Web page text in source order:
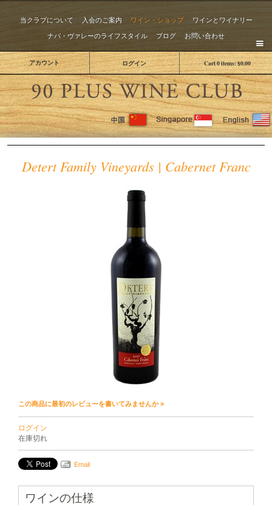
当クラブについて 入会のご案内 ワイン・ショップ
ワインとワイナリー
ナパ・ヴァレーのライフスタイル
ブログ お問い合わせ
Cart0items:$0.00
アカウント ログイン
The
Detert Family Vineyards | Cabernet Franc
この商品に最初のレビューを書いてみませんか »
ログイン
在庫切れ
Email
ワインの仕様